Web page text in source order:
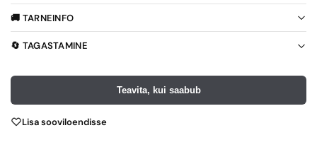
🚚 TARNEINFO
🔄 TAGASTAMINE
Teavita, kui saabub
Lisa sooviloendisse